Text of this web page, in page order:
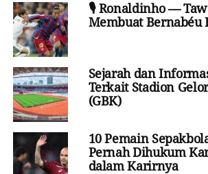
🎙️ Ronaldinho —
Membuat Bernabéu
Sejarah dan
Terkait Stadion
(GBK)
10 Pemain
Pernah Dihukum
dalam Karirnya